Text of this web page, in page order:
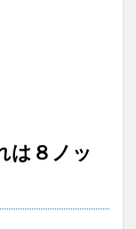
は８ノッ